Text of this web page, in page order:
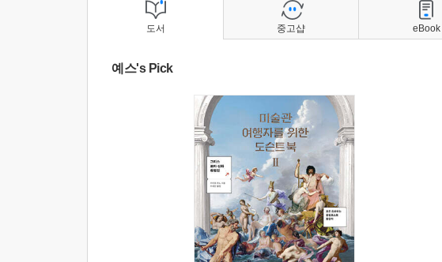
도서
예스's Pick
중고샵 eBook